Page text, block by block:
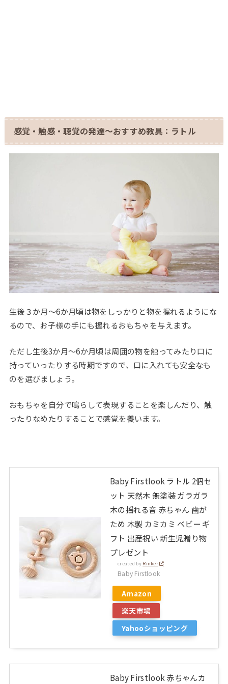
感覚・触感・聴覚の発達～おすすめ教具：ラトル
生後３か月～6か月頃は物をしっかりと物を握れるようにな
るので、お子様の手にも握れるおもちゃを与えます。
ただし生後3か月～6か月頃は周囲の物を触ってみたり口に
持っていったりする時期ですので、口に入れても安全なも
のを選びましょう。
おもちゃを自分で鳴らして表現することを楽しんだり、触
ったりなめたりすることで感覚を養います。
Baby Firstlook ラトル 2個セ
ット 天然木 無塗装 ガラガラ
木の揺れる音 赤ちゃん 歯が
ため 木製 カミカミ ベビー ギ
フト 出産祝い 新生児贈り物
プレゼント
created by Rinker
Baby Firstlook
Amazon
楽天市場
Yahooショッピング
Baby Firstlook 赤ちゃんカ